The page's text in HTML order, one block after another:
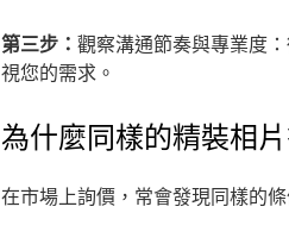
第三步： 觀察溝通節奏與專業度
視您的需求。
為什麼同樣的精裝相
在市場上詢價，常會發現同樣的